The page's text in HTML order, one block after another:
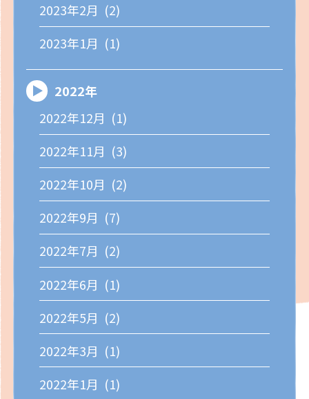
2023年2月 (2)
2023年1月 (1)
2022年
2022年12月 (1)
2022年11月 (3)
2022年10月 (2)
2022年9月 (7)
2022年7月 (2)
2022年6月 (1)
2022年5月 (2)
2022年3月 (1)
2022年1月 (1)